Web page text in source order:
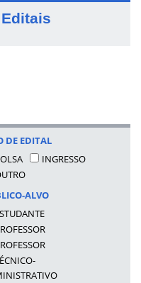
DE EDITAL
INGRESSO
ALVO